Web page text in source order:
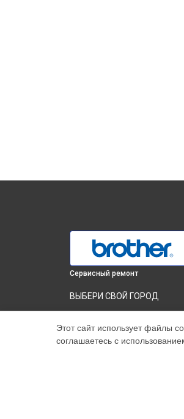
Сервисный ремонт
ВЫБЕРИ СВОЙ ГОРОД
Brother вКраснодаре
Замена дуплекса принтера
Этот сайт использует файлы
соглашаетесь с